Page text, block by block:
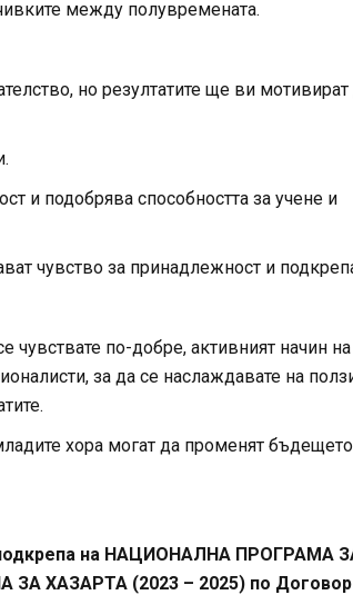
между полувремената.
но резултатите ще ви мотивират
и подобрява способността за учене и
чувство за принадлежност и
чувствате по-добре, активният начин на
за да се наслаждавате на
хора могат да променят
подкрепа на НАЦИОНАЛНА ПРОГРАМА
ХАЗАРТА (2023 – 2025) по Договор